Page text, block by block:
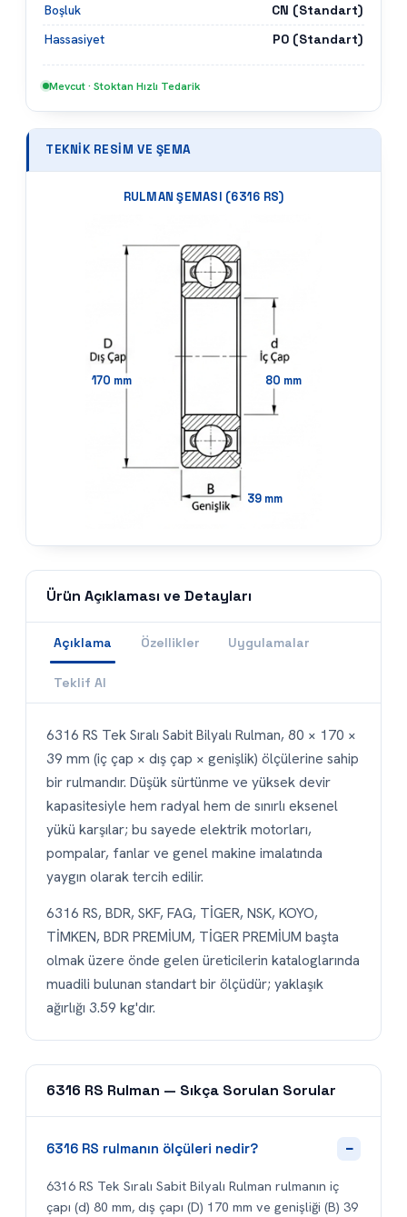
Boşluk
CN (Standart)
Hassasiyet
P0 (Standart)
Mevcut · Stoktan Hızlı Tedarik
TEKNIK RESIM VE ŞEMA
RULMAN ŞEMASI (6316 RS)
170 mm 80 mm
39 mm
Ürün Açıklaması ve Detayları
Açıklama Özellikler Uygulamalar
Teklif Al
6316 RS Tek Sıralı Sabit Bilyalı Rulman, 80 × 170 ×
39 mm (iç çap × dış çap × genişlik) ölçülerine sahip
bir rulmandır. Düşük sürtünme ve yüksek devir
kapasitesiyle hem radyal hem de sınırlı eksenel
yükü karşılar; bu sayede elektrik motorları,
pompalar, fanlar ve genel makine imalatında
yaygın olarak tercih edilir.
6316 RS, BDR, SKF, FAG, TİGER, NSK, KOYO,
TİMKEN, BDR PREMİUM, TİGER PREMİUM başta
olmak üzere önde gelen üreticilerin kataloglarında
muadili bulunan standart bir ölçüdür; yaklaşık
ağırlığı 3.59 kg'dır.
6316 RS Rulman — Sıkça Sorulan Sorular
6316 RS rulmanın ölçüleri nedir? −
6316 RS Tek Sıralı Sabit Bilyalı Rulman rulmanın iç
çapı (d) 80 mm, dış çapı (D) 170 mm ve genişliği (B) 39